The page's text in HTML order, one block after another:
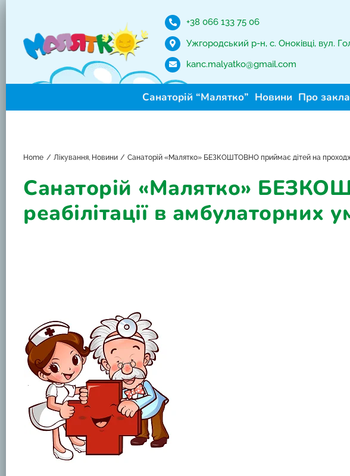
content
+38 066 133 75 06
Ужгородський р-н, с. Оноківці, вул.
kanc.malyatko@gmail.com
Санаторій “Малятко” Новини Про
Home Лікування Новини Санаторій «Малятко» БЕЗКОШТОВНО приймає дітей на
Санаторій «Малятко»
реабілітації в амбулаторних